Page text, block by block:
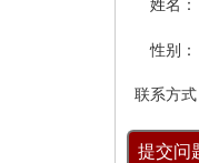
姓名：
性别：
联系方式